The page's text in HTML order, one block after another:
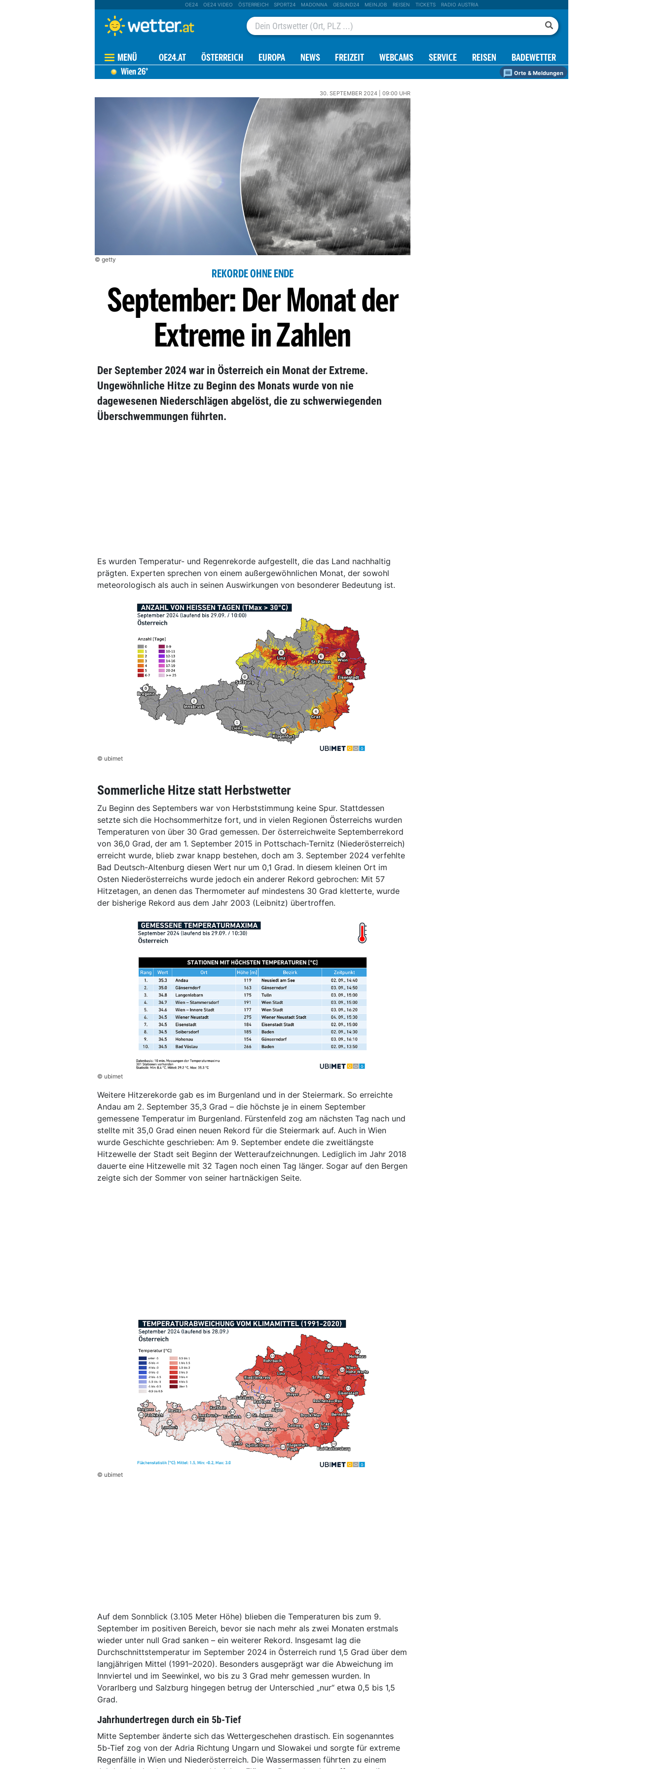
OE24 OE24 VIDEO ÖSTERREICH SPORT24 MADONNA GESUND24 MEINJOB REISEN TICKETS RADIO AUSTRIA
MENÜ OE24.AT ÖSTERREICH EUROPA NEWS FREIZEIT WEBCAMS SERVICE REISEN BADEWETTER
Wien26° Orte & Meldungen
30. SEPTEMBER 2024 | 09:00 UHR
© getty
REKORDE OHNE ENDE
September: Der Monat der
Extreme in Zahlen
Der September 2024 war in Österreich ein Monat der Extreme.
Ungewöhnliche Hitze zu Beginn des Monats wurde von nie
dagewesenen Niederschlägen abgelöst, die zu schwerwiegenden
Überschwemmungen führten.
Es wurden Temperatur- und Regenrekorde aufgestellt, die das Land nachhaltig
prägten. Experten sprechen von einem außergewöhnlichen Monat, der sowohl
meteorologisch als auch in seinen Auswirkungen von besonderer Bedeutung ist.
© ubimet
Sommerliche Hitze statt Herbstwetter
Zu Beginn des Septembers war von Herbststimmung keine Spur. Stattdessen
setzte sich die Hochsommerhitze fort, und in vielen Regionen Österreichs wurden
Temperaturen von über 30 Grad gemessen. Der österreichweite Septemberrekord
von 36,0 Grad, der am 1. September 2015 in Pottschach-Ternitz (Niederösterreich)
erreicht wurde, blieb zwar knapp bestehen, doch am 3. September 2024 verfehlte
Bad Deutsch-Altenburg diesen Wert nur um 0,1 Grad. In diesem kleinen Ort im
Osten Niederösterreichs wurde jedoch ein anderer Rekord gebrochen: Mit 57
Hitzetagen, an denen das Thermometer auf mindestens 30 Grad kletterte, wurde
der bisherige Rekord aus dem Jahr 2003 (Leibnitz) übertroffen.
© ubimet
Weitere Hitzerekorde gab es im Burgenland und in der Steiermark. So erreichte
Andau am 2. September 35,3 Grad – die höchste je in einem September
gemessene Temperatur im Burgenland. Fürstenfeld zog am nächsten Tag nach und
stellte mit 35,0 Grad einen neuen Rekord für die Steiermark auf. Auch in Wien
wurde Geschichte geschrieben: Am 9. September endete die zweitlängste
Hitzewelle der Stadt seit Beginn der Wetteraufzeichnungen. Lediglich im Jahr 2018
dauerte eine Hitzewelle mit 32 Tagen noch einen Tag länger. Sogar auf den Bergen
zeigte sich der Sommer von seiner hartnäckigen Seite.
© ubimet
Auf dem Sonnblick (3.105 Meter Höhe) blieben die Temperaturen bis zum 9.
September im positiven Bereich, bevor sie nach mehr als zwei Monaten erstmals
wieder unter null Grad sanken – ein weiterer Rekord. Insgesamt lag die
Durchschnittstemperatur im September 2024 in Österreich rund 1,5 Grad über dem
langjährigen Mittel (1991–2020). Besonders ausgeprägt war die Abweichung im
Innviertel und im Seewinkel, wo bis zu 3 Grad mehr gemessen wurden. In
Vorarlberg und Salzburg hingegen betrug der Unterschied „nur“ etwa 0,5 bis 1,5
Grad.
Jahrhundertregen durch ein 5b-Tief
Mitte September änderte sich das Wettergeschehen drastisch. Ein sogenanntes
5b-Tief zog von der Adria Richtung Ungarn und Slowakei und sorgte für extreme
Regenfälle in Wien und Niederösterreich. Die Wassermassen führten zu einem